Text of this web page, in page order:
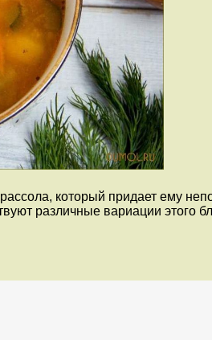
который придает ему
различные вариации этого